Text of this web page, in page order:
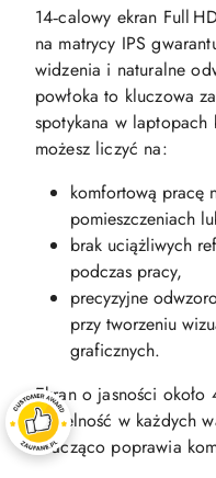
14‑calowy ekran Full
na matrycy IPS
widzenia i naturalne
powłoka to kluczowa
spotykana w
możesz liczyć na:
komfortową pracę
pomieszczeniach
brak uciążliwych
podczas pracy,
precyzyjne
przy tworzeniu
graficznych.
Ekran o jasności
czytelność w każdych
znacząco poprawia